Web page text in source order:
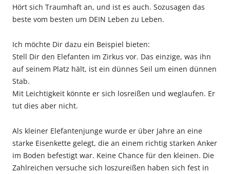
Hört sich Traumhaft an, und ist es auch. Sozusagen das
beste vom besten um DEIN Leben zu Leben.
Ich möchte Dir dazu ein Beispiel bieten:
Stell Dir den Elefanten im Zirkus vor. Das einzige, was ihn
auf seinem Platz hält, ist ein dünnes Seil um einen dünnen
Stab.
Mit Leichtigkeit könnte er sich losreißen und weglaufen. Er
tut dies aber nicht.
Als kleiner Elefantenjunge wurde er über Jahre an eine
starke Eisenkette gelegt, die an einem richtig starken Anker
im Boden befestigt war. Keine Chance für den kleinen. Die
Zahlreichen versuche sich loszureißen haben sich fest in